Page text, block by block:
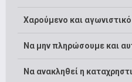
Χαρούμενο και
Να μην πληρώσουμε και
Να ανακληθεί η